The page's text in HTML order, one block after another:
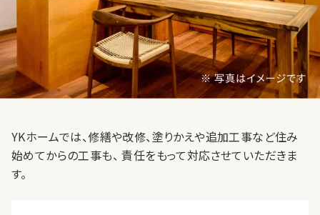
YKホームでは、修繕や改修、塗りかえや追加工事など住み
始めてからの工事も、 責任をもって対応させていただきま
す。